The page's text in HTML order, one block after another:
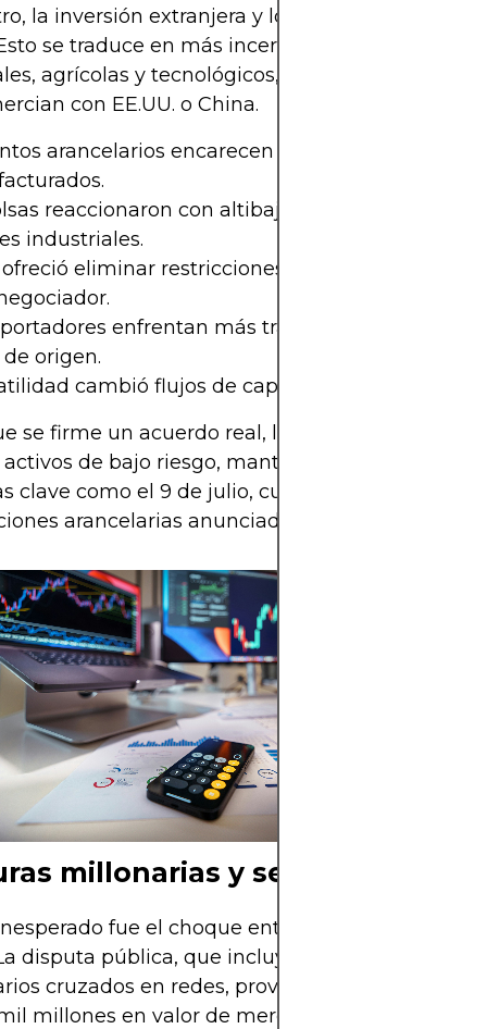
la inversión extranjera y los mercados de
se traduce en más incertidumbre para
agrícolas y tecnológicos, especialmente en
con EE.UU. o China.
arancelarios encarecen productos básicos y
reaccionaron con altibajos, especialmente en
industriales.
eliminar restricciones sobre tierras raras,
enfrentan más trabas logísticas y
origen.
cambió flujos de capital a activos más
se firme un acuerdo real, los analistas
de bajo riesgo, mantener liquidez y
clave como el 9 de julio, cuando vence el plazo
arancelarias anunciado por Trump.
millonarias y señales de
fue el choque entre Elon Musk y
disputa pública, que incluyó amenazas
cruzados en redes, provocó que Tesla
millones en valor de mercado. La acción cayó